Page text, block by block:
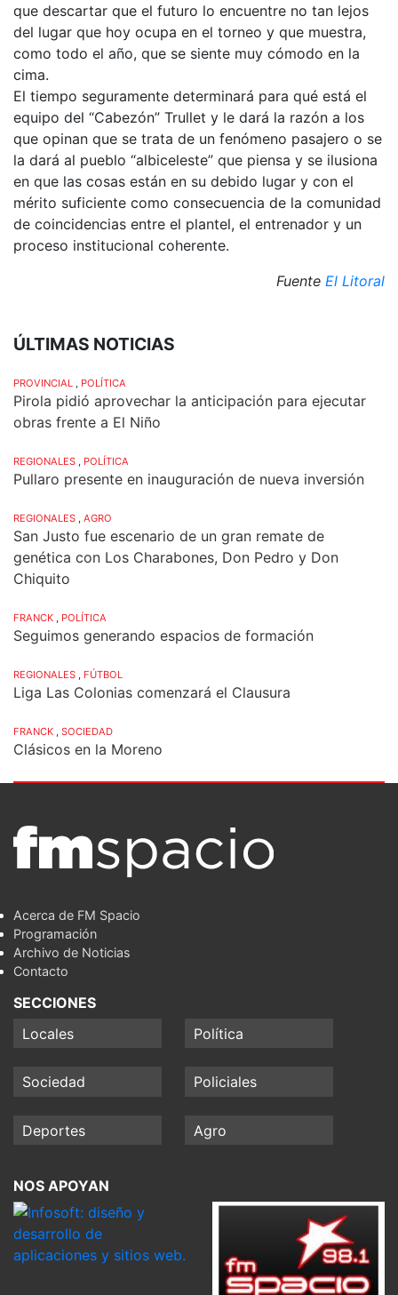
que descartar que el futuro lo encuentre no tan lejos
del lugar que hoy ocupa en el torneo y que muestra,
como todo el año, que se siente muy cómodo en la
cima.
El tiempo seguramente determinará para qué está el
equipo del “Cabezón” Trullet y le dará la razón a los
que opinan que se trata de un fenómeno pasajero o se
la dará al pueblo “albiceleste” que piensa y se ilusiona
en que las cosas están en su debido lugar y con el
mérito suficiente como consecuencia de la comunidad
de coincidencias entre el plantel, el entrenador y un
proceso institucional coherente.
Fuente El Litoral
ÚLTIMAS NOTICIAS
PROVINCIAL , POLÍTICA
Pirola pidió aprovechar la anticipación para ejecutar
obras frente a El Niño
REGIONALES , POLÍTICA
Pullaro presente en inauguración de nueva inversión
REGIONALES , AGRO
San Justo fue escenario de un gran remate de
genética con Los Charabones, Don Pedro y Don
Chiquito
FRANCK , POLÍTICA
Seguimos generando espacios de formación
REGIONALES , FÚTBOL
Liga Las Colonias comenzará el Clausura
FRANCK , SOCIEDAD
Clásicos en la Moreno
Acerca de FM Spacio
Programación
Archivo de Noticias
Contacto
SECCIONES
Locales
Política
Sociedad Policiales
Deportes Agro
NOS APOYAN